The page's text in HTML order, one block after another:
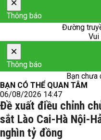
×
Thông báo
Đường
×
Thông báo
Bạn chưa
BẠN CÓ THỂ QUAN TÂM
06/08/2026 14:47
Đề xuất điều chỉnh
sắt Lào Cai-Hà Nội-
nghìn tỷ đồng